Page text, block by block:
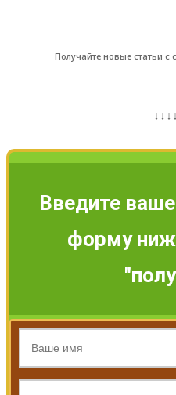
Получайте новые статьи с
Введите
форму